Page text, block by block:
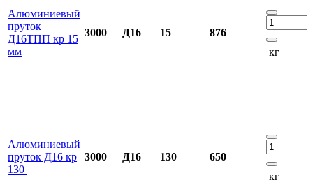
Алюминиевый
пруток
Д16ТПП кр 15
мм
3000 Д16 15
876
кг
Алюминиевый
пруток Д16 кр
130
3000 Д16 130
650
кг